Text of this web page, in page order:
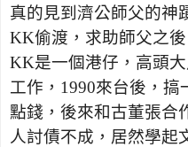
真的見到濟公師父的神
KK偷渡，求助師父之後
KK是一個港仔，高頭
工作，1990來台後，
點錢，後來和古董張合
人討債不成，居然學起